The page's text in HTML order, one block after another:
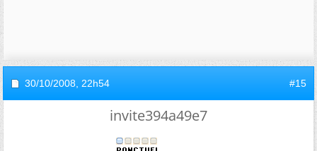
30/10/2008, 22h54 #15
invite394a49e7